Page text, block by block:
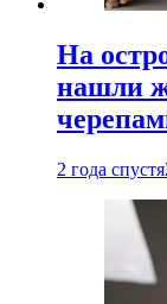
На
нашли
2 года спустя